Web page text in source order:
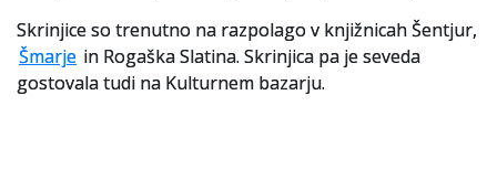
Skrinjice so trenutno na razpolago v knjižnicah Šentjur,
Šmarje in Rogaška Slatina. Skrinjica pa je seveda
gostovala tudi na Kulturnem bazarju.